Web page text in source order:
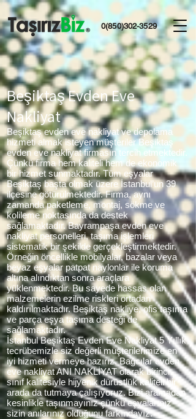
0(850)302-3529
Beşiktaş Evden Eve
Nakliyat
Beşiktaş evden eve nakliyat ve depolama
hizmeti almak isteyen müşteriler Beşiktaş
evden eve nakliyat firmasın tercih etmektedir.
Çünkü firma hem kaliteli hem de ekonomik
bir hizmet sunmaktadır. Tüm eşyalar
Beşiktaş başta olmak üzere İstanbul’un 39
ilçesine götürülmektedir. Firma, aynı
zamanda paketleme, montaj, sökme ve
kolileme noktasında da destek
sağlamaktadır. Bayrampaşa evden eve
nakliyat personelleri, taşıma işlemleri
sistematik bir şekilde gerçekleştirmektedir.
Örneğin öncellikle mobilyalar, bazalar veya
beyaz eşyalar patpat naylonlar ile koruma
altına alındıktan sonra araçlara
yüklenmektedir. Bu sayede hassas olan
malzemelerin ezilme riskleri ortadan
kaldırılmaktadır. Beşiktaş nakliye, ofis taşıma
ve parça eşya taşıma desteği de
sağlamaktadır.
İstanbul Beşiktaş Evden Eve Nakliyat 5 Yıllık
tecrübemizle siz değerli müşterilerimize en
iyi hizmeti vermeye hazırız. Bağcılar evden
eve nakliyat ANI NAKLİYAT olarak birinci
sınıf kalitesiyle hijyenik dürüstlük kaliteli bir
arada da tutmaya çalışıyoruz. Bizi aramadan
kesinlikle taşınmayınız çünkü eşyalarınız
sizin anılarınız olduğunu farkındayız.